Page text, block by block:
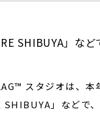
SHIBUYA」な
スタジオは、
」などで